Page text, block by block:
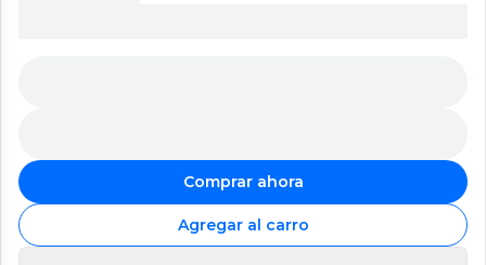
Comprar ahora
Agregar al carro